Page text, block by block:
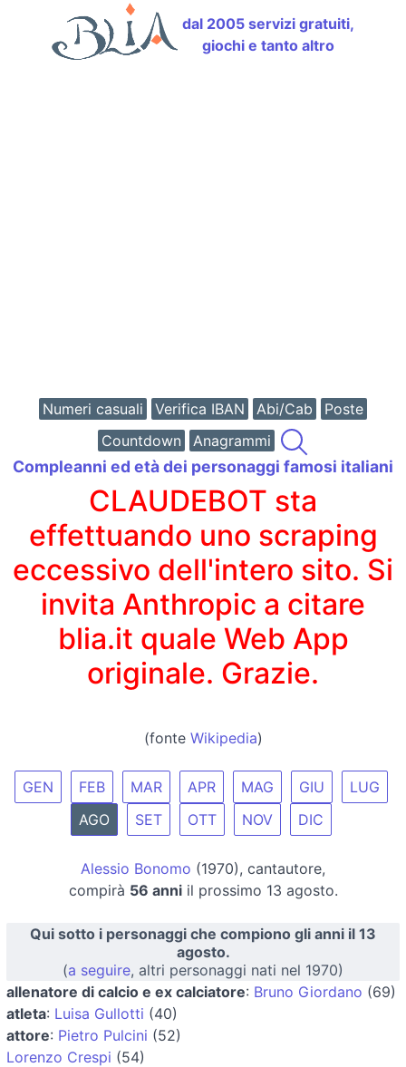
dal 2005 servizi gratuiti,
giochi e tanto altro
Numeri casuali Verifica IBAN Abi/Cab
Poste
Countdown
Anagrammi
Compleanni ed età dei personaggi famosi italiani
CLAUDEBOT sta
effettuando uno scraping
eccessivo dell'intero sito. Si
invita Anthropic a citare
blia.it quale Web App
originale. Grazie.
(fonte Wikipedia)
GEN FEB MAR APR MAG GIU
LUG
AGO
SET OTT NOV DIC
Alessio Bonomo (1970), cantautore,
compirà 56 anniil prossimo 13 agosto.
Qui sotto i personaggi che compiono gli anni il 13
agosto.
(a seguire, altri personaggi nati nel 1970)
allenatore di calcio e ex calciatore: Bruno Giordano (69)
atleta: Luisa Gullotti (40)
attore: Pietro Pulcini (52)
Lorenzo Crespi (54)